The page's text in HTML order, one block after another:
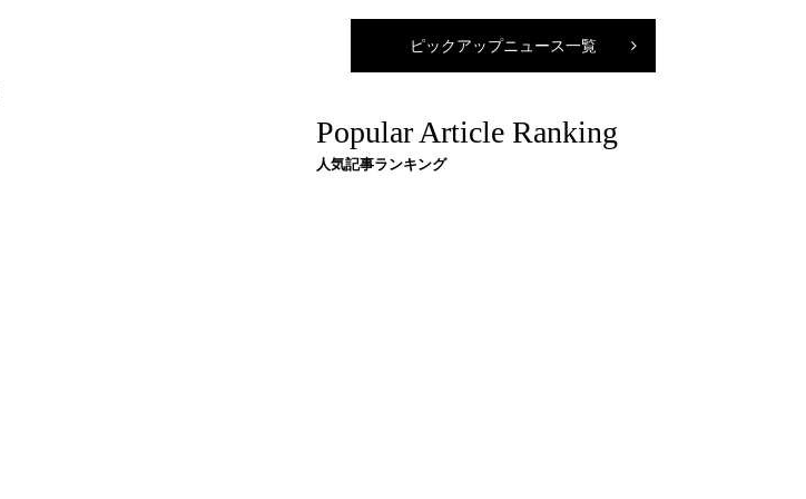
ピックアップニュース一覧
Popular Article Ranking
人気記事ランキング